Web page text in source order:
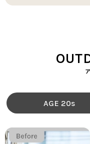
AGE 20s